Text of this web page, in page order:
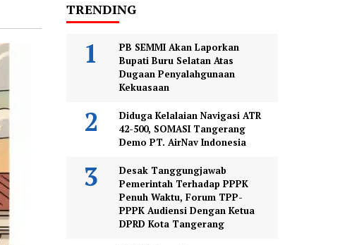
TRENDING
PB SEMMI Akan Laporkan
Bupati Buru Selatan Atas
Dugaan Penyalahgunaan
Kekuasaan
Diduga Kelalaian Navigasi ATR
42-500, SOMASI Tangerang
Demo PT. AirNav Indonesia
Desak Tanggungjawab
Pemerintah Terhadap PPPK
Penuh Waktu, Forum TPP-
PPPK Audiensi Dengan Ketua
DPRD Kota Tangerang